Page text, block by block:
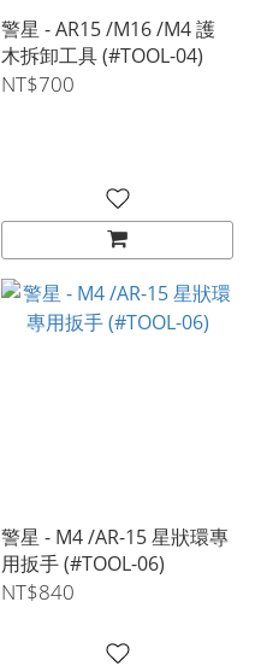
警星 - AR15 /M16 /M4 護
木拆卸工具 (#TOOL-04)
NT$700
警星 - M4 /AR-15 星狀環專
用扳手 (#TOOL-06)
NT$840